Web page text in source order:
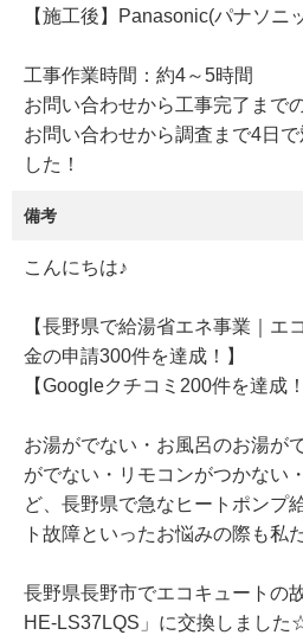
【施工後】Panasonic(パナソ
工事作業時間：約4～5時間
お問い合わせから工事完了まで
お問い合わせから調査まで4日
した！
備考
こんにちは♪
【長野県で給湯省エネ事業｜エ
金の申請300件を達成！】
【Googleクチコミ200件を達成！
お湯がでない・お風呂のお湯が
がでない・リモコンがつかない
ど、長野県で急なヒートポンプ
ト故障といったお悩みの際も私
長野県長野市でエコキュートの
HE-LS37LQS」に交換しました